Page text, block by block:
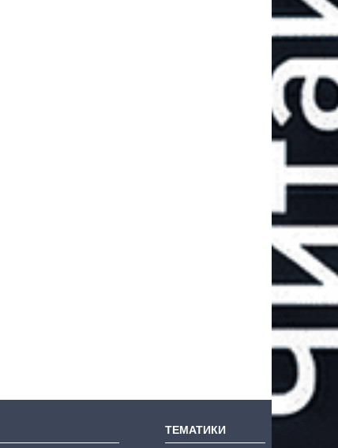
ТЕМАТИКИ